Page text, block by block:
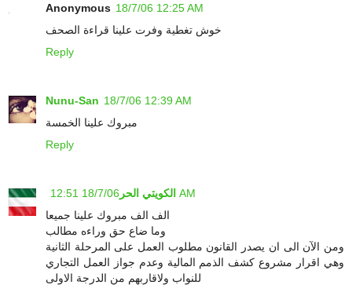
Anonymous 18/7/06 12:25 AM
خوش تغطية وفرت علينا قراءة الصحف
Reply
Nunu-San 18/7/06 12:39 AM
مبروك علينا الخمسة
Reply
الكويتي الحر 18/7/06 12:51 AM
الف الف مبروك علينا جميعا
وما ضاع حق وراءه مطالب
ومن الآن الى ان يصدر القانون مطلوب العمل على المرحلة الثانية
وهي اقرار مشروع كشف الذمم المالية وعدم جواز العمل التجاري
للنواب ولاقاربهم من الدرجة الاولى